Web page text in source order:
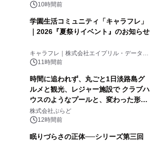
10時間前
学園生活コミュニティ「キャラフレ」
｜2026『夏祭りイベント』のお知らせ
キャラフレ｜株式会社エイプリル・データ・
デザインズ
11時間前
時間に追われず、丸ごと1日淡路島グ
ルメと観光、レジャー施設で クラブハ
ウスのようなプールと、変わった形の
サウナも 「THE BOXY AWAJI」のお
得な素泊まり連泊プランで
株式会社ぷらど
12時間前
眠りづらさの正体──シリーズ第三回